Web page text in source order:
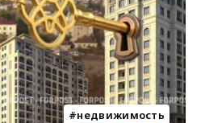
недвижимость